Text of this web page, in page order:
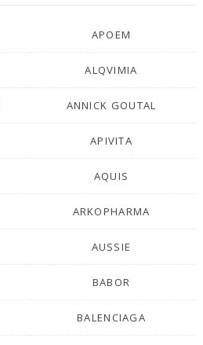
APOEM
ALQVIMIA
ANNICK GOUTAL
APIVITA
AQUIS
ARKOPHARMA
AUSSIE
BABOR
BALENCIAGA